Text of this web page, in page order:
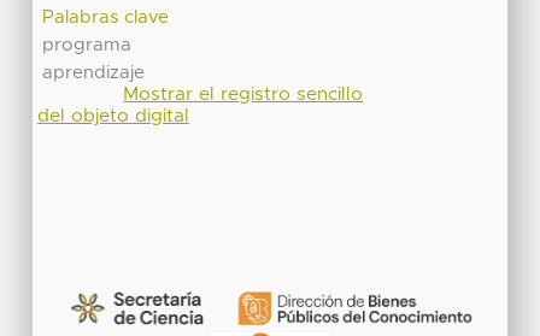
Palabras clave
programa
aprendizaje
Mostrar el registro sencillo
del objeto digital